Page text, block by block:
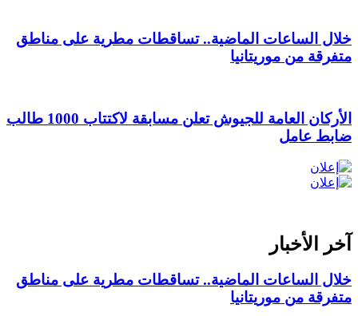
خلال الساعات الماضية.. تساقطات مطرية على مناطق
متفرقة من موريتانيا
الأركان العامة للجيوش تعلن مسابقة لاكتتاب 1000 طالب
ضابط عامل
آخر الأخبار
خلال الساعات الماضية.. تساقطات مطرية على مناطق
متفرقة من موريتانيا